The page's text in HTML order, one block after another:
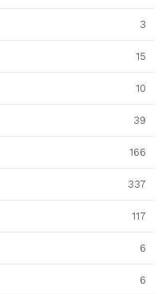
3
15
10
39
166
337
117
6
6